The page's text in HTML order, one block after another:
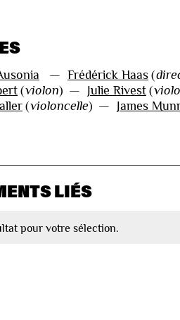
— Frédérick Haas (
(violon) — Julie Rivest (
(violoncelle) — James
LIÉS
pour votre sélection.